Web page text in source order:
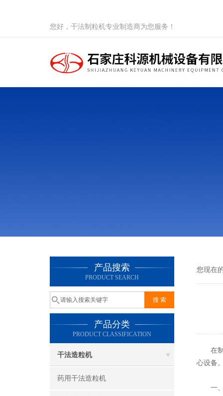
您好，干法制粒机专业制造商为您服务！
产品搜索
PRODUCT SEARCH
产品分类
PRODUCT CLASSIFICATION
干法造粒机
药用干法造粒机
您现在
在制
心设备
一、